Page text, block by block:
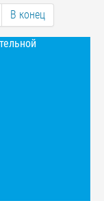
В конец